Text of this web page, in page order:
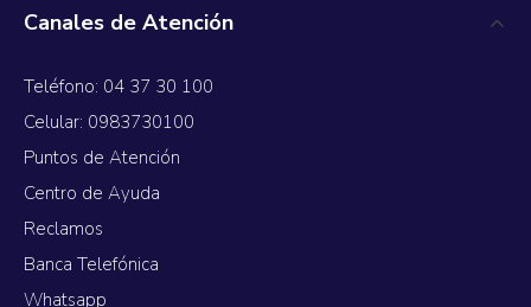
Canales de Atención
Teléfono: 04 37 30 100
Celular: 0983730100
Puntos de Atención
Centro de Ayuda
Reclamos
Banca Telefónica
Whatsapp